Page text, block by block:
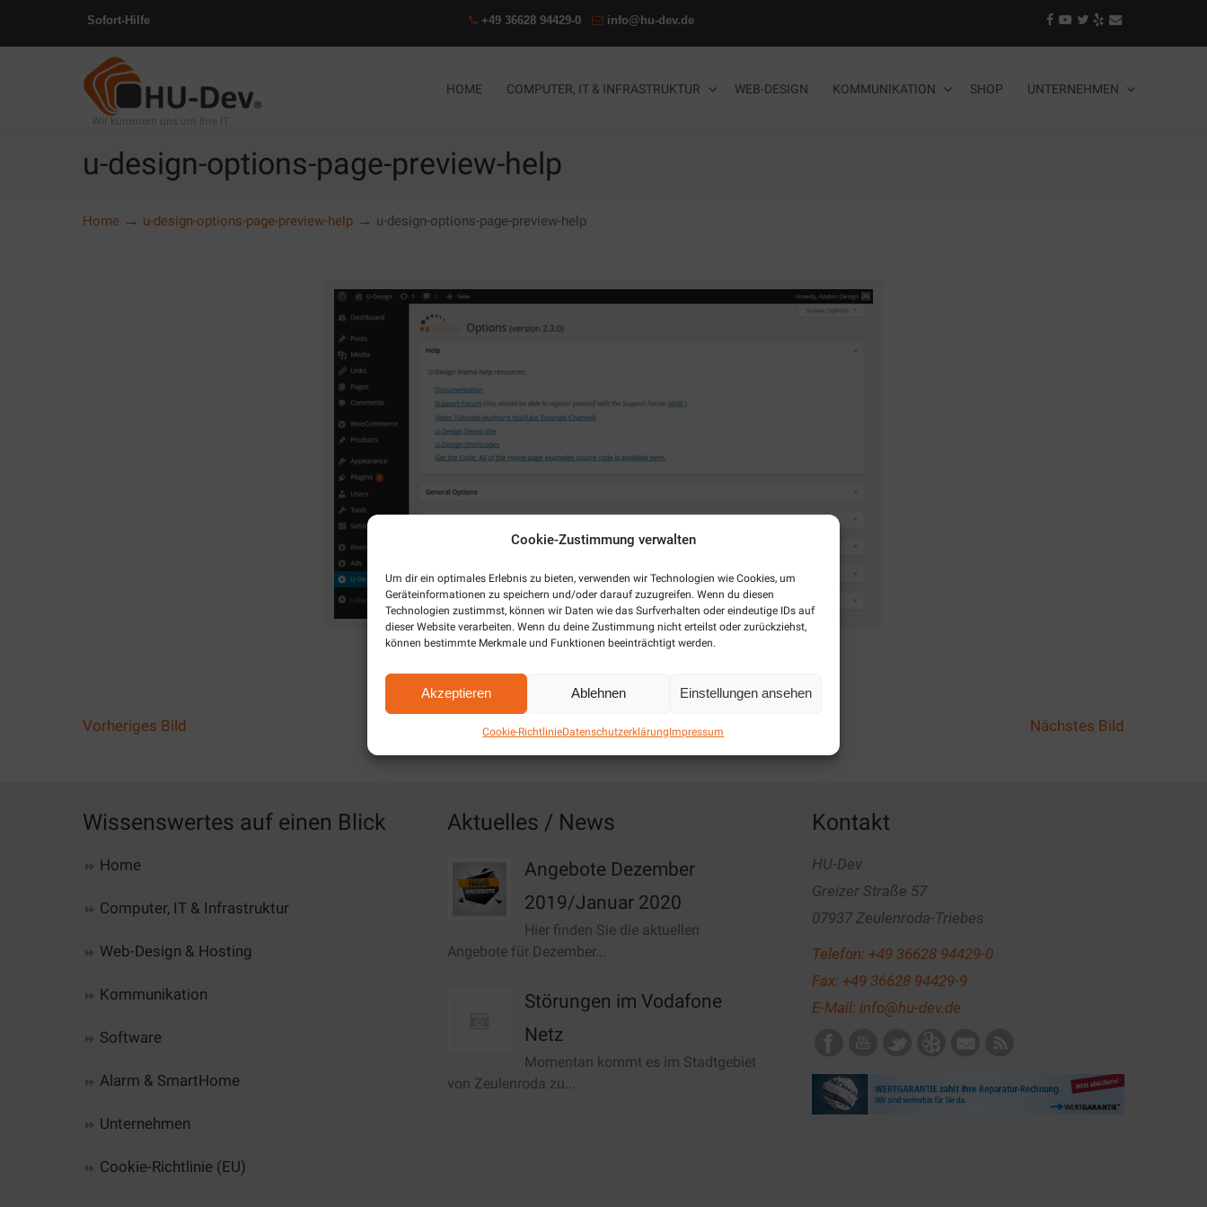
Cookie-Zustimmung verwalten
Um dir ein optimales Erlebnis zu bieten, verwenden wir Technologien wie Cookies, um
Geräteinformationen zu speichern und/oder darauf zuzugreifen. Wenn du diesen
Technologien zustimmst, können wir Daten wie das Surfverhalten oder eindeutige IDs auf
dieser Website verarbeiten. Wenn du deine Zustimmung nicht erteilst oder zurückziehst,
können bestimmte Merkmale und Funktionen beeinträchtigt werden.
Akzeptieren Ablehnen Einstellungen ansehen
Cookie-RichtlinieDatenschutzerklärungImpressum
Sofort-Hilfe +49 36628 94429-0 info@hu-dev.de
Wir kümmern uns um Ihre IT.
HOME COMPUTER, IT & INFRASTRUKTUR WEB-DESIGN KOMMUNIKATION SHOP UNTERNEHMEN
u-design-options-page-preview-help
Home → u-design-options-page-preview-help → u-design-options-page-preview-help
Vorheriges Bild Nächstes Bild
Wissenswertes auf einen Blick
Home
Computer, IT & Infrastruktur
Web-Design & Hosting
Kommunikation
Software
Alarm & SmartHome
Unternehmen
Cookie-Richtlinie (EU)
Aktuelles / News
Angebote Dezember
2019/Januar 2020
Hier finden Sie die aktuellen
Angebote für Dezember...
Störungen im Vodafone
Netz
Momentan kommt es im Stadtgebiet
von Zeulenroda zu...
Kontakt
HU-Dev
Greizer Straße 57
07937 Zeulenroda-Triebes
Telefon: +49 36628 94429-0
Fax: +49 36628 94429-9
E-Mail: info@hu-dev.de